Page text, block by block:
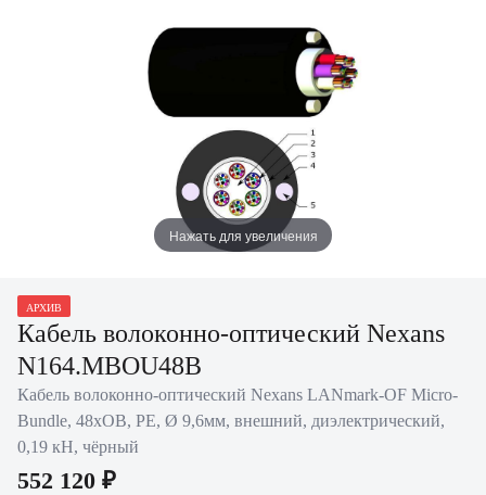
Нажать для увеличения
АРХИВ
Кабель волоконно-оптический Nexans
N164.MBOU48B
Кабель волоконно-оптический Nexans LANmark-OF Micro-
Bundle, 48хОВ, PE, Ø 9,6мм, внешний, диэлектрический,
0,19 кН, чёрный
552 120 ₽